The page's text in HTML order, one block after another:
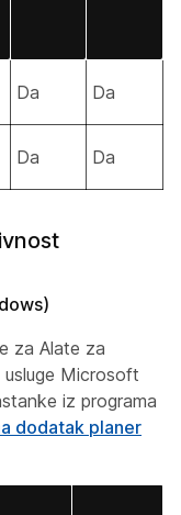
Da Da
Da Da
za Alate za
Microsoft
iz programa
dodatak planer